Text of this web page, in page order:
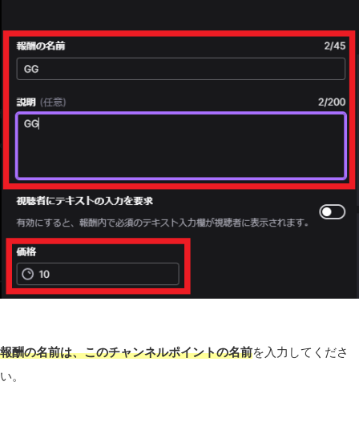
報酬の名前は、このチャンネルポイントの名前を入力してくださ
い。